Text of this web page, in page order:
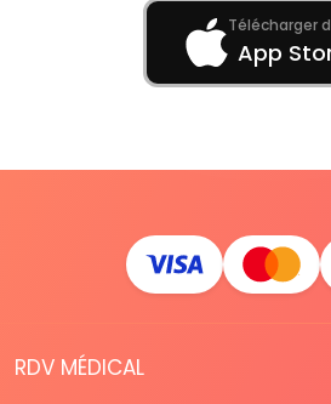
Télécharger
App
RDV MÉDICAL